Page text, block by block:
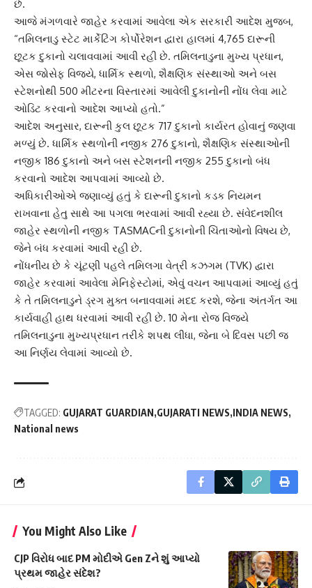
છે.
આજે મંગળવારે જાહેર કરવામાં આવેલા એક સરકારી આદેશ મુજબ,
“તમિલનાડુ સ્ટેટ માર્કેટિંગ કોર્પોરેશન દ્વારા હાલમાં 4,765 દારૂની
છૂટક દુકાનો ચલાવવામાં આવી રહી છે. તમિલનાડુના મુખ્ય પ્રધાન,
એસ જોસેફ વિજયે, ધાર્મિક સ્થળો, શૈક્ષણિક સંસ્થાઓ અને બસ
સ્ટેશનોથી 500 મીટરના વિસ્તારમાં આવેલી દુકાનોની નોંધ લેવા માટે
ઓડિટ કરવાનો આદેશ આપ્યો હતો.”
આદેશ અનુસાર, દારૂની કુલ છૂટક 717 દુકાનો કાર્યરત હોવાનું જણવા
મળ્યું છે. ધાર્મિક સ્થળોની નજીક 276 દુકાનો, શૈક્ષણિક સંસ્થાઓની
નજીક 186 દુકાનો અને બસ સ્ટેશનની નજીક 255 દુકાનો બંધ
કરવાનો આદેશ આપવામાં આવ્યો છે.
અધિકારીઓએ જણાવ્યું હતું કે દારૂની દુકાનો કડક નિયમન
રાખવાના હેતુ સાથે આ પગલા ભરવામાં આવી રહ્યા છે. સંવેદનશીલ
જાહેર સ્થળોની નજીક TASMACની દુકાનોની ચિંતાઓનો વિષય છે,
જેને બંધ કરવામાં આવી રહી છે.
નોંધનીય છે કે ચૂંટણી પહલે તમિલગા વેત્રી કઝગમ (TVK) દ્વારા
જાહેર કરવામાં આવેલા મેનિફેસ્ટોમાં, એવું વચન આપવામાં આવ્યું હતું
કે તે તમિલનાડુને ડ્રગ મુક્ત બનાવવામાં મદદ કરશે, જેના અંતર્ગત આ
કાર્યવાહી હાથ ધરવામાં આવી રહી છે. 10 મેના રોજ વિજયે
તમિલનાડુના મુખ્યપ્રધાન તરીકે શપથ લીધા, જેના બે દિવસ પછી જ
આ નિર્ણય લેવામાં આવ્યો છે.
TAGGED: GUJARAT GUARDIAN GUJARATI NEWS INDIA NEWS
National news
You Might Also Like
CJP વિરોધ બાદ PM મોદીએ Gen Zને શું આપ્યો
પ્રથમ જાહેર સંદેશ?